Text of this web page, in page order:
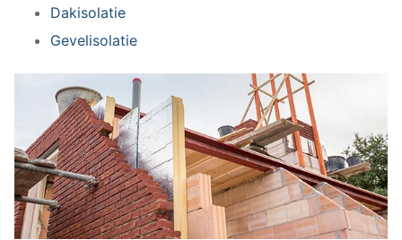
Dakisolatie
Gevelisolatie